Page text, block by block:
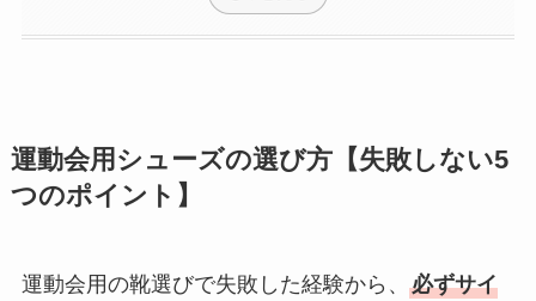
運動会用シューズの選び方【失敗しない5
つのポイント】
運動会用の靴選びで失敗した経験から、 必ずサイ